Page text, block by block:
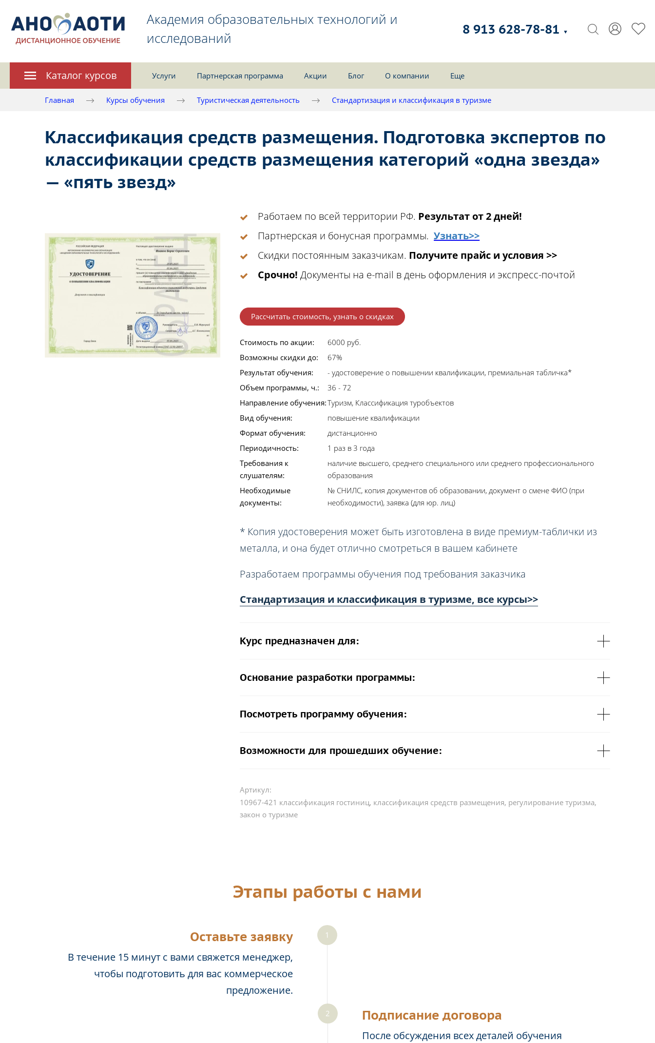
Академия образовательных технологий и
исследований
8 913 628-78-81 ▼
Каталог курсов Услуги Партнерская программа Акции Блог О компании Еще
Главная Курсы обучения Туристическая деятельность Стандартизация и классификация в туризме
Классификация средств размещения. Подготовка экспертов по
классификации средств размещения категорий «одна звезда»
— «пять звезд»
Работаем по всей территории РФ. Результат от 2 дней!
Партнерская и бонусная программы.Узнать>>
Скидки постоянным заказчикам. Получите прайс и условия >>
Срочно! Документы на e-mail в день оформления и экспресс-почтой
Рассчитать стоимость, узнать о скидках
Стоимость по акции:
6000 руб.
Возможны скидки до:
67%
Результат обучения:
- удостоверение о повышении квалификации, премиальная табличка*
Объем программы, ч.:
36 - 72
Направление обучения:Туризм, Классификация туробъектов
Вид обучения:
повышение квалификации
Формат обучения:
дистанционно
Периодичность:
1 раз в 3 года
Требования к
слушателям:
наличие высшего, среднего специального или среднего профессионального
образования
Необходимые
документы:
№ СНИЛС, копия документов об образовании, документ о смене ФИО (при
необходимости), заявка (для юр. лиц)
* Копия удостоверения может быть изготовлена в виде премиум-таблички из
металла, и она будет отлично смотреться в вашем кабинете
Разработаем программы обучения под требования заказчика
Стандартизация и классификация в туризме, все курсы>>
Курс предназначен для:
Основание разработки программы:
Посмотреть программу обучения:
Возможности для прошедших обучение:
Артикул:
10967-421 классификация гостиниц, классификация средств размещения, регулирование туризма,
закон о туризме
Этапы работы с нами
Оставьте заявку
В течение 15 минут с вами свяжется менеджер,
чтобы подготовить для вас коммерческое
предложение.
Подписание договора
После обсуждения всех деталей обучения